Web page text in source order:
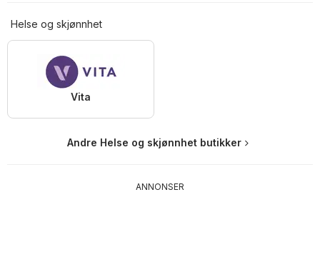
Helse og skjønnhet
Vita
Andre Helse og skjønnhet butikker
ANNONSER